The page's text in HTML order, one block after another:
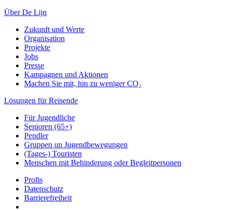
Über De Lijn
Zukunft und Werte
Organisation
Projekte
Jobs
Presse
Kampagnen und Aktionen
Machen Sie mit, hin zu weniger CO₂
Lösungen für Reisende
Für Jugendliche
Senioren (65+)
Pendler
Gruppen un Jugendbewegungen
(Tages-) Touristen
Menschen mit Behinderung oder Begleitpersonen
Profis
Datenschutz
Barrierefreiheit